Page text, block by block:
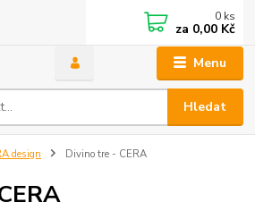
Menu
Hledat
0 ks
za 0,00 Kč
design Divino tre - CERA